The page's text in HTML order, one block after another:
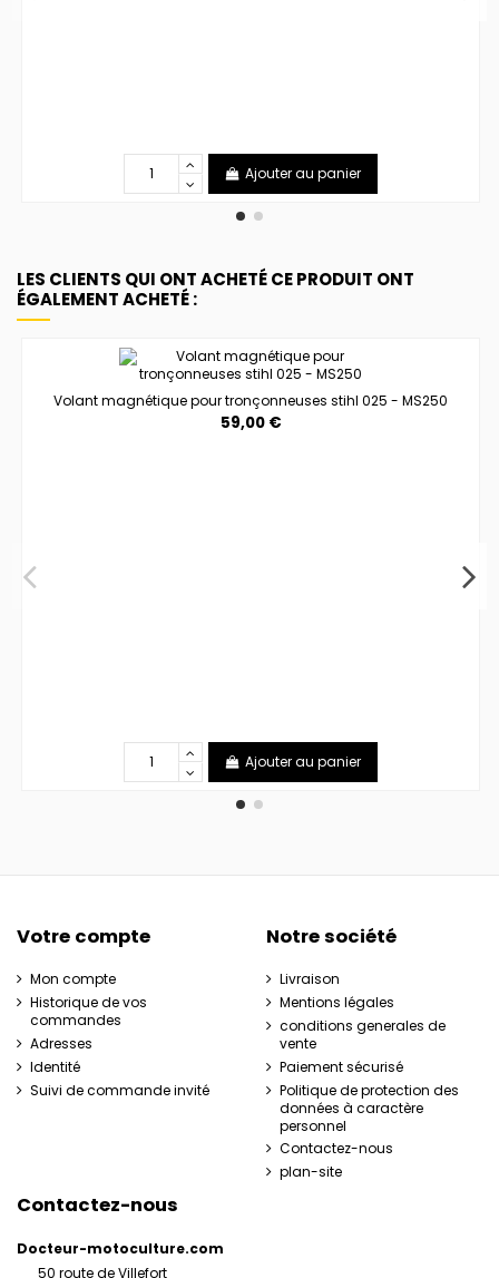
Ajouter au panier
LES CLIENTS QUI ONT ACHETÉ CE PRODUIT ONT
ÉGALEMENT ACHETÉ :
Volant magnétique pour tronçonneuses stihl 025 - MS250
59,00 €
Ajouter au panier
Votre compte
Mon compte
Historique de vos
commandes
Adresses
Identité
Suivi de commande invité
Notre société
Livraison
Mentions légales
conditions generales de
vente
Paiement sécurisé
Politique de protection des
données à caractère
personnel
Contactez-nous
plan-site
Contactez-nous
Docteur-motoculture.com
50 route de Villefort